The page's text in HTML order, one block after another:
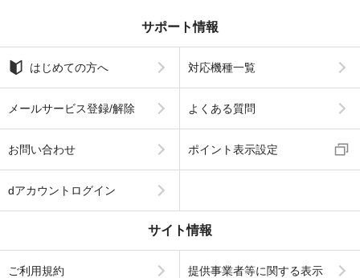
サポート情報
はじめての方へ 対応機種一覧
メールサービス登録/解除 よくある質問
お問い合わせ ポイント表示設定
dアカウントログイン
サイト情報
ご利用規約 提供事業者等に関する表示